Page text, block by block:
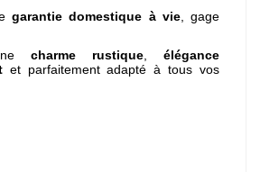
garantie domestique à vie, gage
charme rustique,élégance
et parfaitement adapté à tous vos